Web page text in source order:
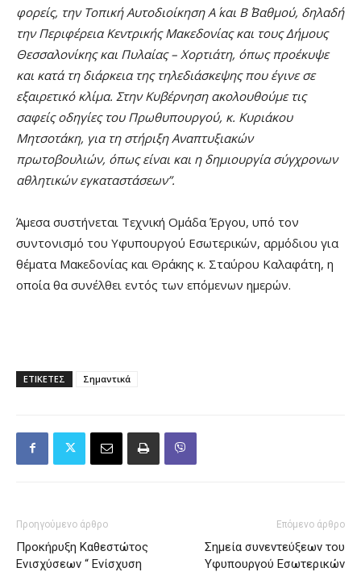
φορείς, την Τοπική Αυτοδιοίκηση Α΄ και Β΄ Βαθμού, δηλαδή
την Περιφέρεια Κεντρικής Μακεδονίας και τους Δήμους
Θεσσαλονίκης και Πυλαίας – Χορτιάτη, όπως προέκυψε
και κατά τη διάρκεια της τηλεδιάσκεψης που έγινε σε
εξαιρετικό κλίμα. Στην Κυβέρνηση ακολουθούμε τις
σαφείς οδηγίες του Πρωθυπουργού, κ. Κυριάκου
Μητσοτάκη, για τη στήριξη Αναπτυξιακών
πρωτοβουλιών, όπως είναι και η δημιουργία σύγχρονων
αθλητικών εγκαταστάσεων”.
Άμεσα συστήνεται Τεχνική Ομάδα Έργου, υπό τον
συντονισμό του Υφυπουργού Εσωτερικών, αρμόδιου για
θέματα Μακεδονίας και Θράκης κ. Σταύρου Καλαφάτη, η
οποία θα συνέλθει εντός των επόμενων ημερών.
ΕΤΙΚΕΤΕΣ Σημαντικά
Προηγούμενο άρθρο
Προκήρυξη Καθεστώτος
Ενισχύσεων “ Ενίσχυση
Επόμενο άρθρο
Σημεία συνεντεύξεων του
Υφυπουργού Εσωτερικών